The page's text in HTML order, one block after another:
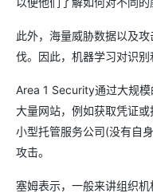
此外，海量威胁数据以及
伐。因此，机器学习对识别
Area 1 Security通过大规
大量网站，例如获取凭证
小型托管服务公司(没有自
攻击。
塞姆表示，一般来讲组织